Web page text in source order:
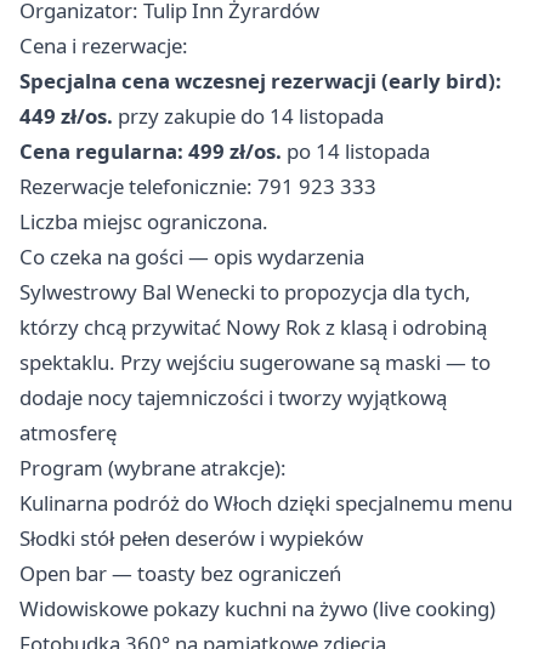
Organizator: Tulip Inn Żyrardów
Cena i rezerwacje:
Specjalna cena wczesnej rezerwacji (early bird):
449 zł/os. przy zakupie do 14 listopada
Cena regularna: 499 zł/os. po 14 listopada
Rezerwacje telefonicznie: 791 923 333
Liczba miejsc ograniczona.
Co czeka na gości — opis wydarzenia
Sylwestrowy Bal Wenecki to propozycja dla tych,
którzy chcą przywitać Nowy Rok z klasą i odrobiną
spektaklu. Przy wejściu sugerowane są maski — to
dodaje nocy tajemniczości i tworzy wyjątkową
atmosferę
Program (wybrane atrakcje):
Kulinarna podróż do Włoch dzięki specjalnemu menu
Słodki stół pełen deserów i wypieków
Open bar — toasty bez ograniczeń
Widowiskowe pokazy kuchni na żywo (live cooking)